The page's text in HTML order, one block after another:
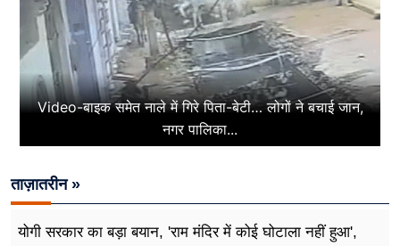
Video-बाइक समेत नाले में गिरे पिता-बेटी… लोगों ने बचाई जान,
नगर पालिका...
ताज़ातरीन »
योगी सरकार का बड़ा बयान, 'राम मंदिर में कोई घोटाला नहीं हुआ',